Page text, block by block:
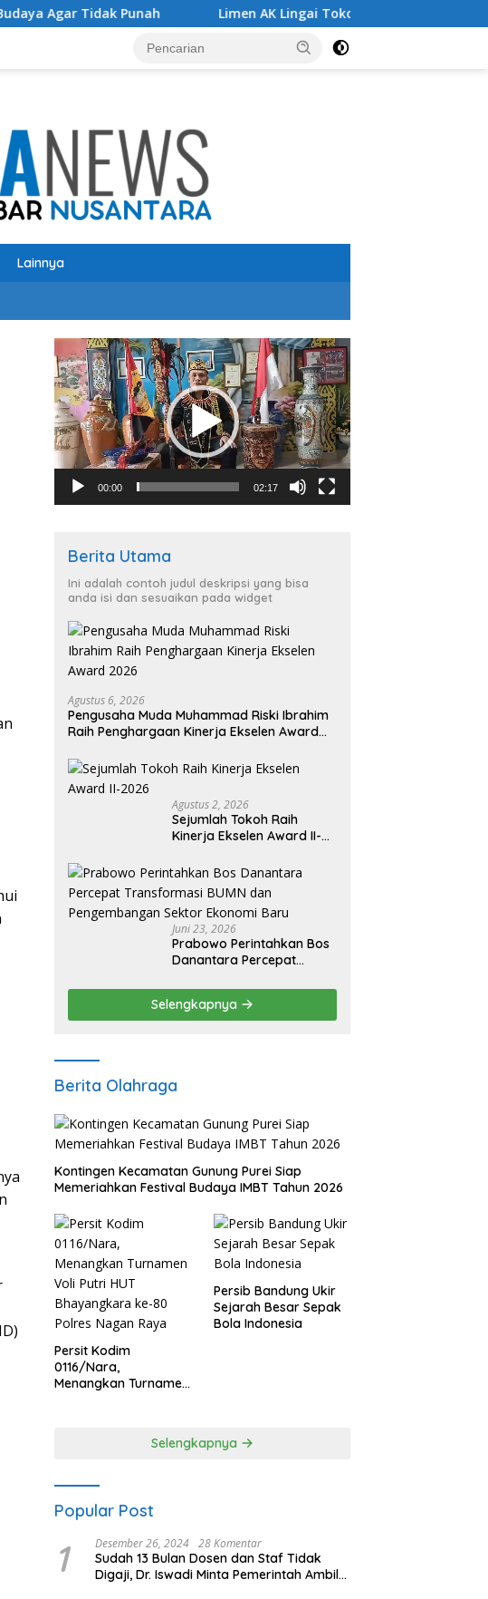
Punah Limen AK Lingai Tokoh Budaya Dayak Bidayuh Raih
Lainnya
Pemutar
Video
00:00 02:17
Berita Utama
Ini adalah contoh judul deskripsi yang bisa
anda isi dan sesuaikan pada widget
Agustus 6, 2026
Pengusaha Muda Muhammad Riski Ibrahim
Raih Penghargaan Kinerja Ekselen Award
Agustus 2, 2026
Sejumlah Tokoh Raih
Kinerja Ekselen Award II-
Juni 23, 2026
Prabowo Perintahkan Bos
Danantara Percepat
Pengembangan Sektor
Ekonomi Baru
Selengkapnya
Berita Olahraga
Kontingen Kecamatan Gunung Purei Siap
Memeriahkan Festival Budaya IMBT Tahun 2026
Persit Kodim
0116/Nara,
Menangkan Turnamen
Persib Bandung Ukir
Sejarah Besar Sepak
Bola Indonesia
Selengkapnya
Popular Post
1 Desember 26, 2024 28 Komentar
Sudah 13 Bulan Dosen dan Staf Tidak
Digaji, Dr. Iswadi Minta Pemerintah Ambil